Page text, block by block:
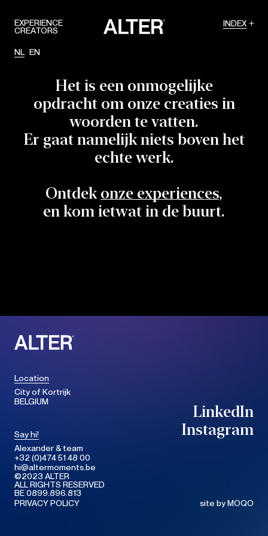
EXPERIENCE
CREATORS
NL EN
INDEX
LinkedIn
©2023 ALTER
ALL RIGHTS RESERVED
PRIVACY POLICY
site byMOQO
Het is een onmogelijke
opdracht om onze creaties in
woorden te vatten.
Er gaat namelijk niets boven het
echte werk.
Ontdek onze experiences,
en kom ietwat in de buurt.
Location
City of Kortrijk
BELGIUM
Say hi!
Alexander & team
+32 (0)474 51 48 00
hi@altermoments.be
LinkedIn
Instagram
©2023 ALTER
ALL RIGHTS RESERVED
BE 0899.896.813
PRIVACY POLICY
site byMOQO